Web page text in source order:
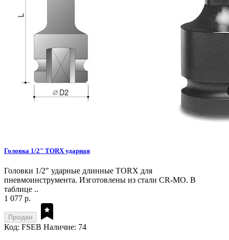
Головка 1/2" TORX ударная
Головки 1/2" ударные длинные TORX для
пневмоинструмента. Изготовлены из стали CR-MO. В
таблице ..
1 077 р.
Продан
Код: FSEB Наличие: 74